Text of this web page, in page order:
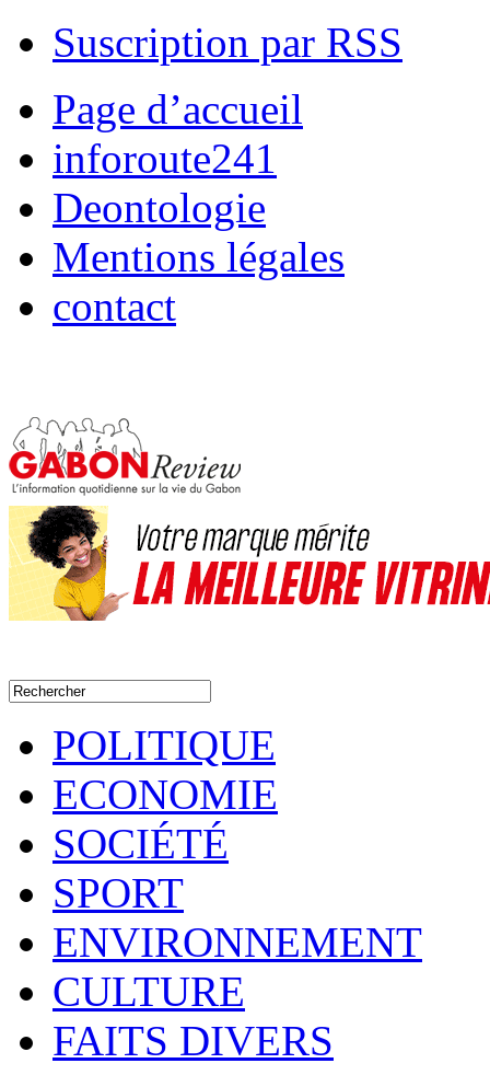
Suscription par RSS
Page d’accueil
inforoute241
Deontologie
Mentions légales
contact
POLITIQUE
ECONOMIE
SOCIÉTÉ
SPORT
ENVIRONNEMENT
CULTURE
FAITS DIVERS